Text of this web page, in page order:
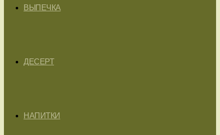
ВЫПЕЧКА
ДЕСЕРТ
НАПИТКИ